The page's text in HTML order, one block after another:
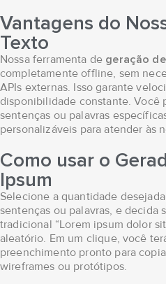
Vantagens do
Texto
Nossa ferramenta de geração
completamente offline, sem
APIs externas. Isso garante
disponibilidade constante. Você
sentenças ou palavras
personalizáveis para atender às
Como usar o
Ipsum
Selecione a quantidade
sentenças ou palavras, e decida
tradicional “Lorem ipsum dolor
aleatório. Em um clique, você
preenchimento pronto para
wireframes ou protótipos.